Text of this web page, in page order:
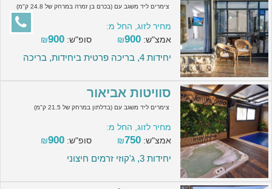
צימרים ליד משגב עם (בכרם בן זמרה במרחק של 24.8 ק"מ)
מחיר לזוג, החל מ:
אמצ"ש:
₪900 סופ"ש: ₪900
יחידות 4, בריכה פרטית ביחידות, בריכה
סוויטות אביאור
צימרים ליד משגב עם (בדלתון במרחק של 21.5 ק"מ)
מחיר לזוג, החל מ:
אמצ"ש:
₪750 סופ"ש: ₪900
יחידות 3, ג'קוזי זרמים חיצוני